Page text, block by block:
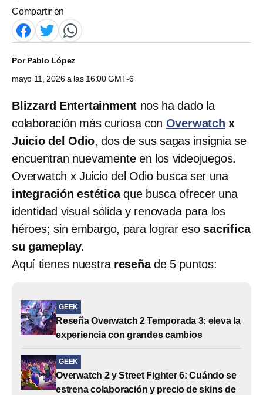
Compartir en
PorPablo López
mayo 11, 2026 a las 16:00 GMT-6
Blizzard Entertainment nos ha dado la
colaboración más curiosa con Overwatch x
Juicio del Odio, dos de sus sagas insignia se
encuentran nuevamente en los videojuegos.
Overwatch x Juicio del Odio busca ser una
integración estéticaque busca ofrecer una
identidad visual sólida y renovada para los
héroes; sin embargo, para lograr esosacrifica
su gameplay.
Aquí tienes nuestra reseñade 5 puntos:
GEEK
Reseña Overwatch 2 Temporada 3: eleva la
experiencia con grandes cambios
GEEK
Overwatch 2 y Street Fighter 6: Cuándo se
estrena colaboración y precio de skins de